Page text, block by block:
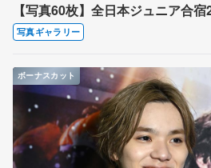
【写真60枚】全日本ジュニア合
写真ギャラリー